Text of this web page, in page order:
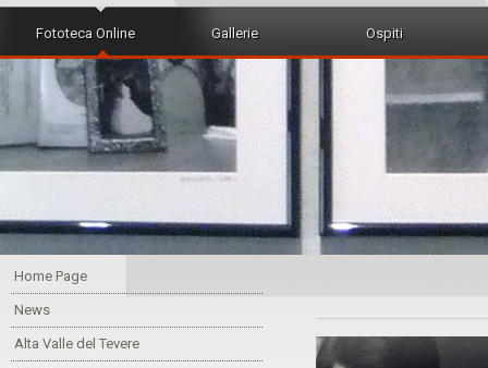
Fototeca Online Gallerie Ospiti
Home Page
News
Alta Valle del Tevere